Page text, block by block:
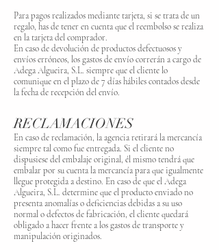
Para pagos realizados mediante tarjeta, si se trata de un
regalo, has de tener en cuenta que el reembolso se realiza
en la tarjeta del comprador.
En caso de devolución de productos defectuosos y
envíos erróneos, los gastos de envío correrán a cargo de
Adega Algueira, S.L. siempre que el cliente lo
comunique en el plazo de 7 días hábiles contados desde
la fecha de recepción del envío.
RECLAMACIONES
En caso de reclamación, la agencia retirará la mercancía
siempre tal como fue entregada. Si el cliente no
dispusiese del embalaje original, él mismo tendrá que
embalar por su cuenta la mercancía para que igualmente
llegue protegida a destino. En caso de que el Adega
Algueira, S.L. determine que el producto enviado no
presenta anomalías o deficiencias debidas a su uso
normal o defectos de fabricación, el cliente quedará
obligado a hacer frente a los gastos de transporte y
manipulación originados.